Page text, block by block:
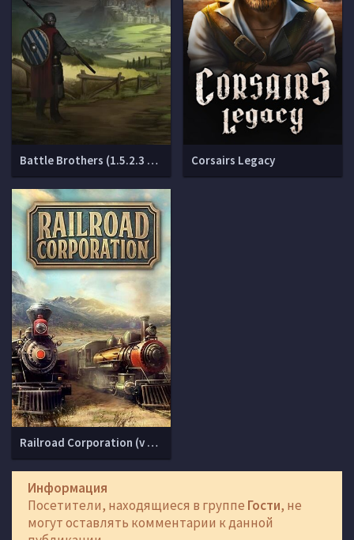
Battle Brothers (1.5.2.3 + DLCs) Corsairs Legacy
Railroad Corporation (v 1.1.13207 + DLCs)
Информация
Посетители, находящиеся в группе Гости, не
могут оставлять комментарии к данной